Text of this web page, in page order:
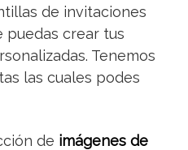
de invitaciones
puedas crear tus
Tenemos
las cuales podes
de imágenes de